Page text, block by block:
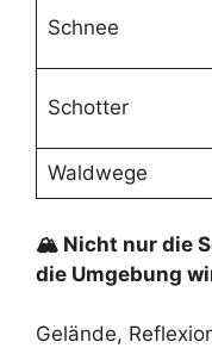
Schnee
Schotter
Waldwege
🏔 Nicht nur die
die Umgebung
Gelände,